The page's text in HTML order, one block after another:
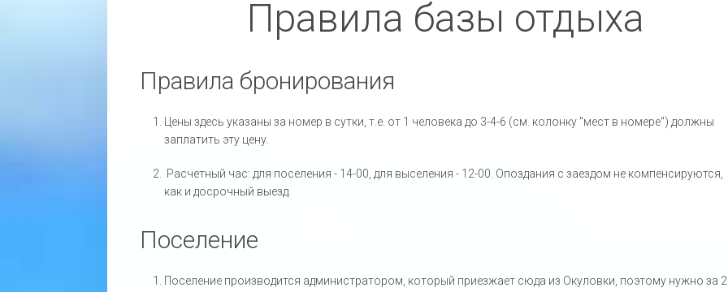
Правила базы отдыха
Правила бронирования
Цены здесь указаны за номер в сутки, т.е. от 1 человека до 3-4-6 (см. колонку "мест в номере") должны
заплатить эту цену.
Расчетный час: для поселения - 14-00, для выселения - 12-00. Опоздания с заездом не компенсируются,
как и досрочный выезд.
Поселение
Поселение производится администратором, который приезжает сюда из Окуловки, поэтому нужно за 2